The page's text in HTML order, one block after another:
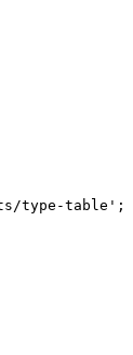
type-table' ;